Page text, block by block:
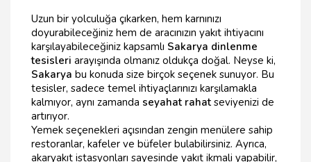
Uzun bir yolculuğa çıkarken, hem karnınızı
doyurabileceğiniz hem de aracınızın yakıt ihtiyacını
karşılayabileceğiniz kapsamlı Sakarya dinlenme
tesisleri arayışında olmanız oldukça doğal. Neyse ki,
Sakarya bu konuda size birçok seçenek sunuyor. Bu
tesisler, sadece temel ihtiyaçlarınızı karşılamakla
kalmıyor, aynı zamanda seyahat rahat seviyenizi de
artırıyor.
Yemek seçenekleri açısından zengin menülere sahip
restoranlar, kafeler ve büfeler bulabilirsiniz. Ayrıca,
akaryakıt istasyonları sayesinde yakıt ikmali yapabilir,